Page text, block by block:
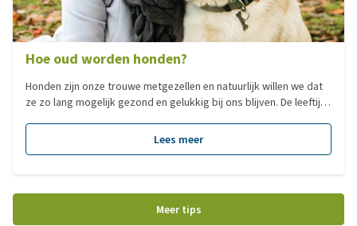
Hoe oud worden honden?
Honden zijn onze trouwe metgezellen en natuurlijk willen we dat
ze zo lang mogelijk gezond en gelukkig bij ons blijven. De leeftijd
zoals het ras, de grootte en genetische aanleg. In deze blog lees
je hoe oud een hond gemiddeld wordt, welke factoren hierbij een
Lees meer
Meer tips